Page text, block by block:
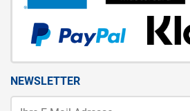
NEWSLETTER